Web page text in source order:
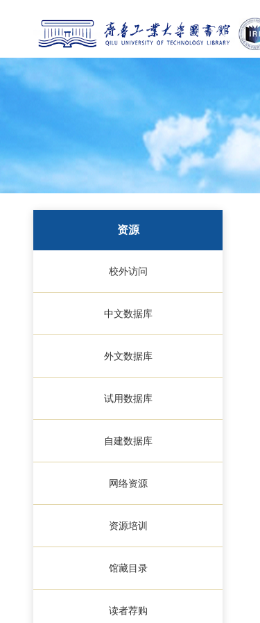
资源
校外访问
中文数据库
外文数据库
试用数据库
自建数据库
网络资源
资源培训
馆藏目录
读者荐购